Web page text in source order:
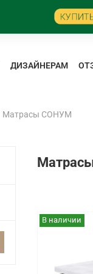
ДИЗАЙНЕРАМ
Матрасы СОНУМ
В наличии